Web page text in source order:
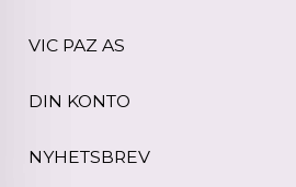
VIC PAZ AS
DIN KONTO
NYHETSBREV